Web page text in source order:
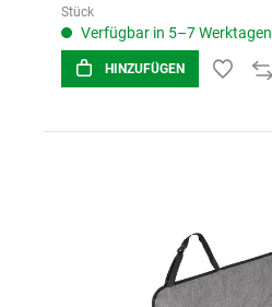
Stück
Verfügbar in 5–7 Werktagen
HINZUFÜGEN